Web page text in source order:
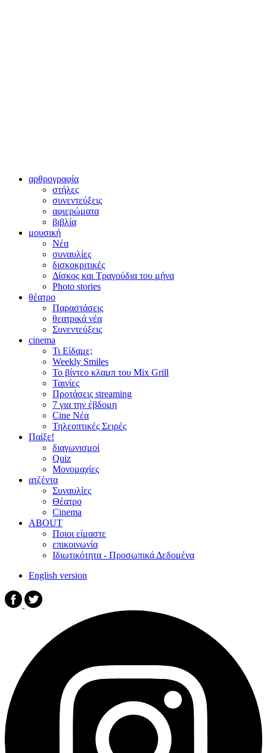
αρθρογραφία
στήλες
συνεντεύξεις
αφιερώματα
βιβλία
μουσική
Νέα
συναυλίες
δισκοκριτικές
Δίσκος και Τραγούδια του μήνα
Photo stories
θέατρο
Παραστάσεις
θεατρικά νέα
Συνεντεύξεις
cinema
Τι Είδαμε;
Weekly Smiles
Το βίντεο κλαμπ του Mix Grill
Ταινίες
Προτάσεις streaming
7 για την έβδομη
Cine Νέα
Τηλεοπτικές Σειρές
Παίξε!
διαγωνισμοί
Quiz
Μονομαχίες
ατζέντα
Συναυλίες
Θέατρο
Cinema
ABOUT
Ποιοι είμαστε
επικοινωνία
Ιδιωτικότητα - Προσωπικά Δεδομένα
English version